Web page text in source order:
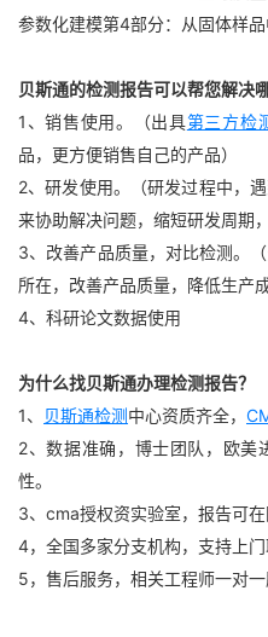
参数化建模第4部分：从固体样
贝斯通的检测报告可以帮您解决
1、销售使用。（出具第三方检
品，更方便销售自己的产品）
2、研发使用。（研发过程中，
来协助解决问题，缩短研发周期
3、改善产品质量，对比检测。
所在，改善产品质量，降低生产成
4、科研论文数据使用
为什么找贝斯通办理检测报告？
1、
贝斯通检测中心资质齐全，
2、数据准确，博士团队，欧美
性。
3、cma授权资实验室，报告可在
4，全国多家分支机构，支持上门
5，售后服务，相关工程师一对一